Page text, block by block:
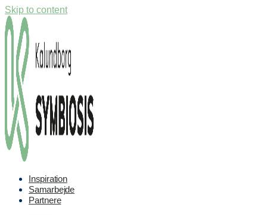
Skip to content
Inspiration
Samarbejde
Partnere